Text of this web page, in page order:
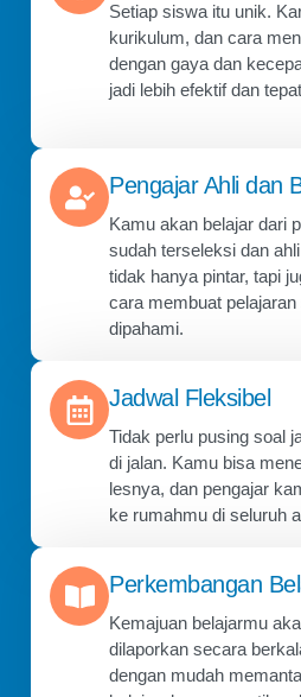
Setiap siswa itu unik.
kurikulum, dan cara
dengan gaya dan
jadi lebih efektif dan
Pengajar Ahli dan
Kamu akan belajar dari
sudah terseleksi dan
tidak hanya pintar, tapi
cara membuat
dipahami.
Jadwal Fleksibel
Tidak perlu pusing soal
di jalan. Kamu bisa
lesnya, dan pengajar
ke rumahmu di seluruh
Perkembangan
Kemajuan belajarmu
dilaporkan secara
dengan mudah